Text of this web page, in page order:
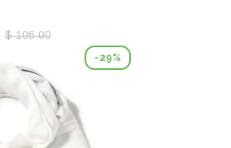
$ 106.00
-29%